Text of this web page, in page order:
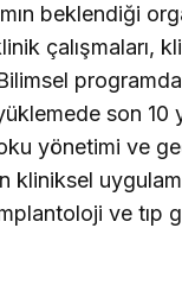
beklendiği
çalışmaları,
son 10
yönetimi ve
kliniksel
ve tıp